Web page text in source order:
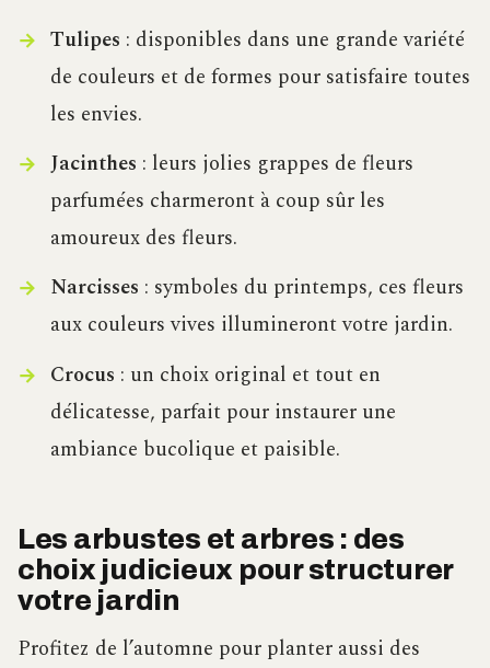
Tulipes : disponibles dans une grande variété
de couleurs et de formes pour satisfaire toutes
les envies.
Jacinthes : leurs jolies grappes de fleurs
parfumées charmeront à coup sûr les
amoureux des fleurs.
Narcisses : symboles du printemps, ces fleurs
aux couleurs vives illumineront votre jardin.
Crocus : un choix original et tout en
délicatesse, parfait pour instaurer une
ambiance bucolique et paisible.
Les arbustes et arbres : des
choix judicieux pour structurer
votre jardin
Profitez de l’automne pour planter aussi des